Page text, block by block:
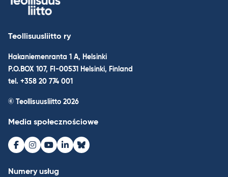
Teollisuusliitto ry
Hakaniemenranta 1 A, Helsinki
P.O.BOX 107, FI-00531 Helsinki, Finland
tel. +358 20 774 001
© Teollisuusliitto 2026
Media społecznościowe
Facebook
Instagram
Youtube
LinkedInBluesky
Numery usług